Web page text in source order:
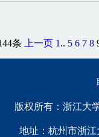
条 上一页 1 .. 5 6 7 8
版权所有：浙江大
地址：杭州市浙江